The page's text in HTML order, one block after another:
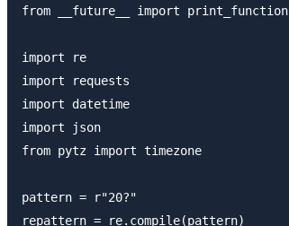
from __future__ import print_function
import re
import requests
import datetime
import json
from pytz import timezone
pattern = r"20?"
repattern = re.compile(pattern)